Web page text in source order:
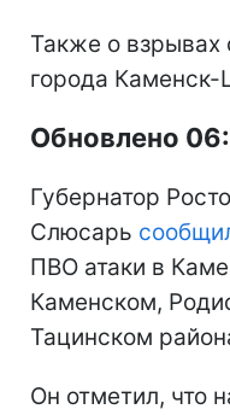
Также о
города Каменск-
Обновлено
Губернатор
Слюсарь
ПВО атаки в
Каменском,
Тацинском
Он отметил, что